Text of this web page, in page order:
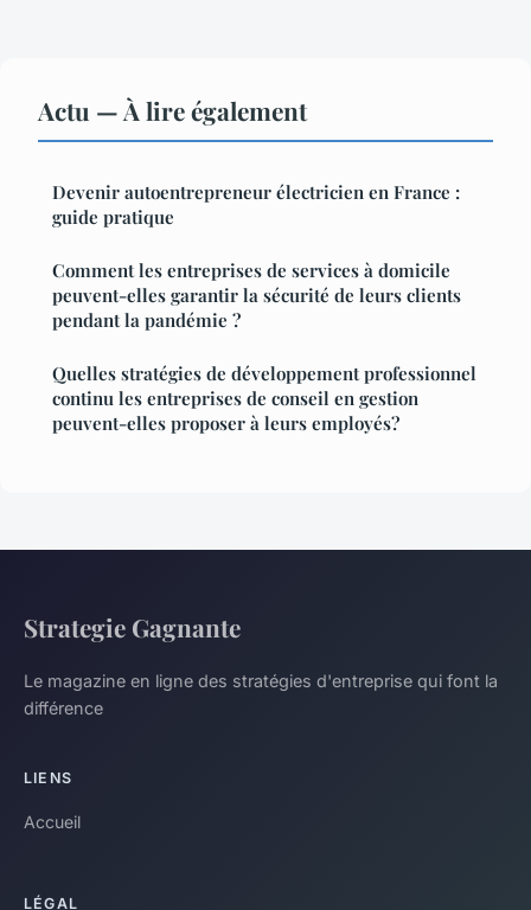
Actu — À lire également
Devenir autoentrepreneur électricien en France :
guide pratique
Comment les entreprises de services à domicile
peuvent-elles garantir la sécurité de leurs clients
pendant la pandémie ?
Quelles stratégies de développement professionnel
continu les entreprises de conseil en gestion
peuvent-elles proposer à leurs employés?
Strategie Gagnante
Le magazine en ligne des stratégies d'entreprise qui font la
différence
LIENS
Accueil
LÉGAL